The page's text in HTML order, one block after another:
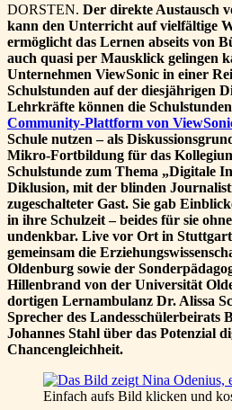
DORSTEN. Der direkte Austausch
kann den Unterricht auf vielfältige
ermöglicht das Lernen abseits von
auch quasi per Mausklick gelingen
Unternehmen ViewSonic in einer
Schulstunden auf der diesjährigen
Lehrkräfte können die
Community-Plattform von
Schule nutzen – als
Mikro-Fortbildung für das
Schulstunde zum Thema „Digitale
Diklusion, mit der blinden
zugeschalteter Gast. Sie gab
in ihre Schulzeit – beides für sie
undenkbar. Live vor Ort in
gemeinsam die
Oldenburg sowie der
Hillenbrand von der Universität
dortigen Lernambulanz Dr. Alissa
Sprecher des Landesschülerbeirats
Johannes Stahl über das Potenzial
Chancengleichheit.
Einfach aufs Bild klicken und